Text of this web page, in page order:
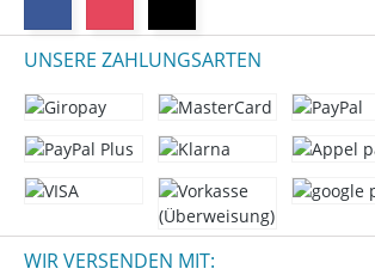
UNSERE ZAHLUNGSARTEN
WIR VERSENDEN MIT: